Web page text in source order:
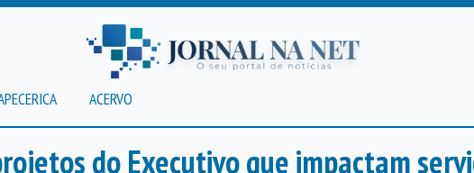
ACERVO
do Executivo que impactam